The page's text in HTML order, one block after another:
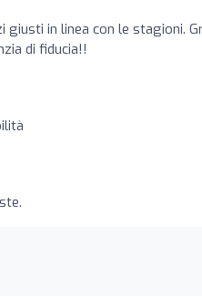
giusti in linea con le stagioni.
di fiducia!!